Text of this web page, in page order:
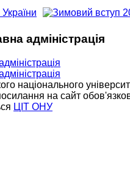
адміністрація
національного
на сайт
ЦІТ ОНУ